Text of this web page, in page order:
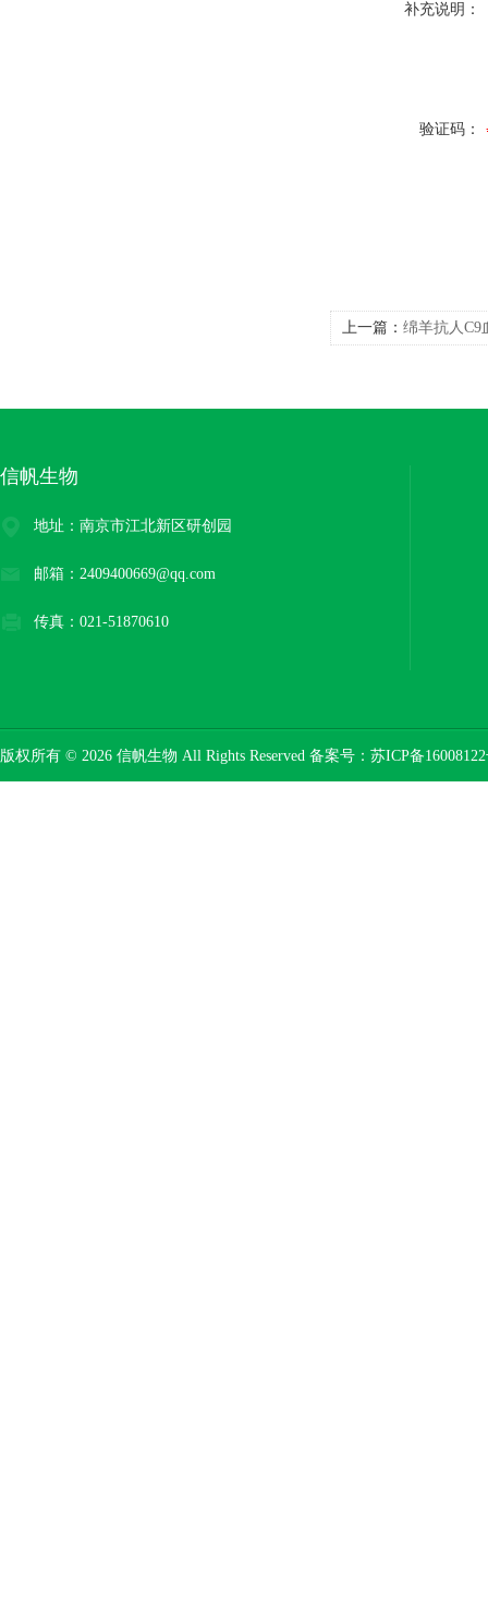
补充说明：
验证码：
上一篇： 绵羊抗人C9
信帆生物
地址：南京市江北新区研创园
邮箱：2409400669@qq.com
传真：021-51870610
版权所有 © 2026 信帆生物 All Rights Reserved 备案号： 苏ICP备